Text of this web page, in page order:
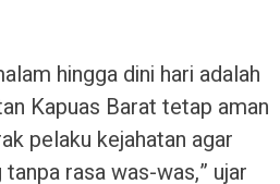
hingga dini hari adalah
Kapuas Barat tetap aman
pelaku kejahatan agar
rasa was-was,” ujar